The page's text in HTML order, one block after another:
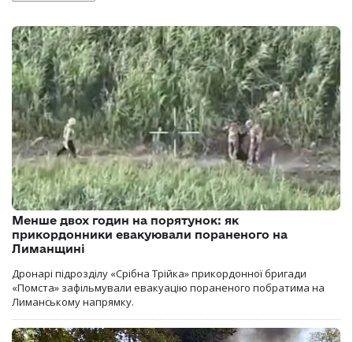
Менше двох годин на порятунок: як
прикордонники евакуювали пораненого на
Лиманщині
Дронарі підрозділу «Срібна Трійка» прикордонної бригади
«Помста» зафільмували евакуацію пораненого побратима на
Лиманському напрямку.